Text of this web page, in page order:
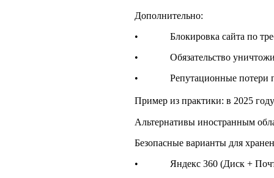
Дополнительно:
• Блокировка сайта по
• Обязательство
• Репутационные потери
Пример из практики: в 2025
Альтернативы иностранным
Безопасные варианты для
• Яндекс 360 (Диск + Почта